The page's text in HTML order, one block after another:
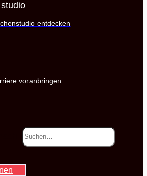
entdecken
voranbringen